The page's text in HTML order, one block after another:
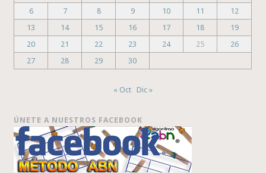
6
7 8 9 10 11
12
13
14 15 16 17 18
19
20
21 22 23 24 25
26
27
28 29 30
« Oct Dic »
ÚNETE A NUESTROS FACEBOOK